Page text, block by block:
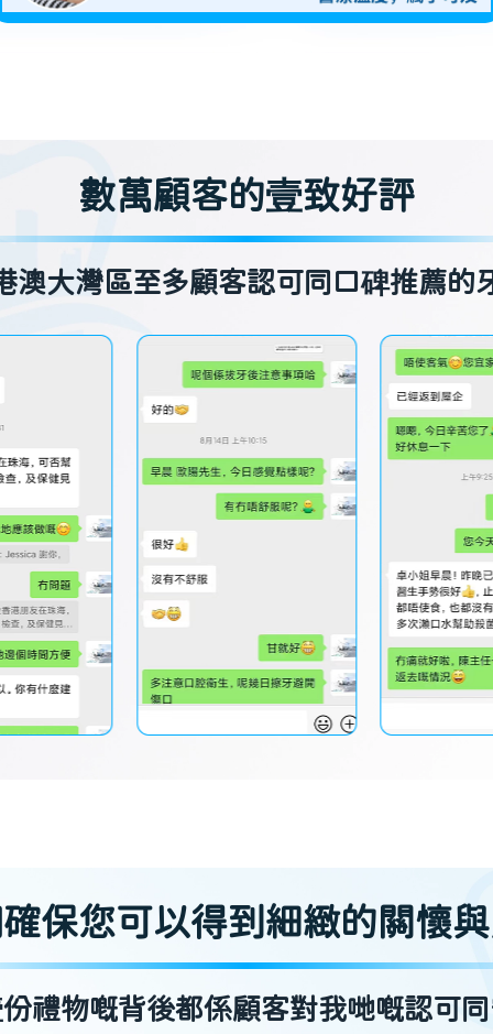
數萬顧客的壹致好評
澳大灣區至多顧客認可同口碑推薦的
保您可以得到細緻的關懷
禮物嘅背後都係顧客對我哋嘅認可